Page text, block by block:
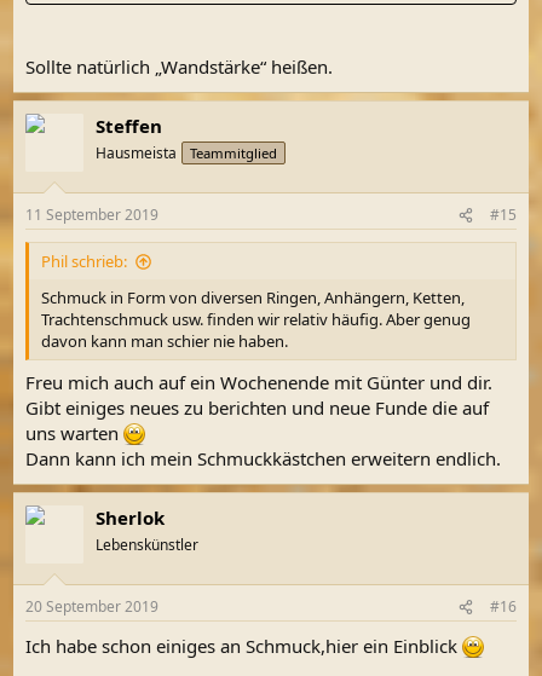
Sollte natürlich „Wandstärke“ heißen.
Steffen
Hausmeista Teammitglied
11 September 2019 #15
Phil schrieb:
Schmuck in Form von diversen Ringen, Anhängern, Ketten,
Trachtenschmuck usw. finden wir relativ häufig. Aber genug
davon kann man schier nie haben.
Freu mich auch auf ein Wochenende mit Günter und dir.
Gibt einiges neues zu berichten und neue Funde die auf
uns warten
Dann kann ich mein Schmuckkästchen erweitern endlich.
Sherlok
Lebenskünstler
20 September 2019 #16
Ich habe schon einiges an Schmuck,hier ein Einblick